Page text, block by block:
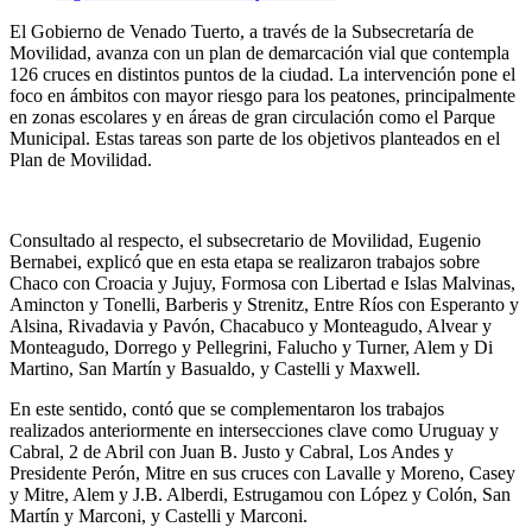
El Gobierno de Venado Tuerto, a través de la Subsecretaría de
Movilidad, avanza con un plan de demarcación vial que contempla
126 cruces en distintos puntos de la ciudad. La intervención pone el
foco en ámbitos con mayor riesgo para los peatones, principalmente
en zonas escolares y en áreas de gran circulación como el Parque
Municipal. Estas tareas son parte de los objetivos planteados en el
Plan de Movilidad.
Consultado al respecto, el subsecretario de Movilidad, Eugenio
Bernabei, explicó que en esta etapa se realizaron trabajos sobre
Chaco con Croacia y Jujuy, Formosa con Libertad e Islas Malvinas,
Amincton y Tonelli, Barberis y Strenitz, Entre Ríos con Esperanto y
Alsina, Rivadavia y Pavón, Chacabuco y Monteagudo, Alvear y
Monteagudo, Dorrego y Pellegrini, Falucho y Turner, Alem y Di
Martino, San Martín y Basualdo, y Castelli y Maxwell.
En este sentido, contó que se complementaron los trabajos
realizados anteriormente en intersecciones clave como Uruguay y
Cabral, 2 de Abril con Juan B. Justo y Cabral, Los Andes y
Presidente Perón, Mitre en sus cruces con Lavalle y Moreno, Casey
y Mitre, Alem y J.B. Alberdi, Estrugamou con López y Colón, San
Martín y Marconi, y Castelli y Marconi.